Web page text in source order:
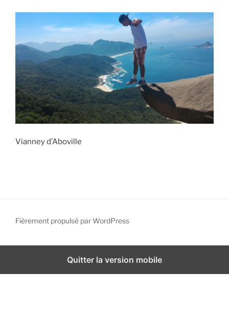
Vianney d’Aboville
Fièrement propulsé par WordPress
Quitter la version mobile